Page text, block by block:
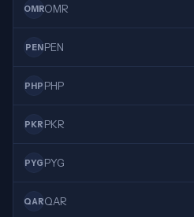
OMROMR
PENPEN
PHP PHP
PKR PKR
PYG PYG
QARQAR